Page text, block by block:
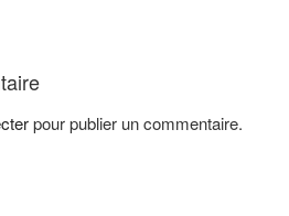
pour publier un commentaire.